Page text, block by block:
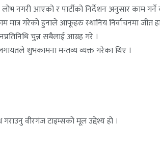
नगरी आएको र पार्टीको निर्देशन अनुसार काम
मात्र गरेको हुनाले आफूहरु स्थानिय निर्वाचनमा
चुन्न सबैलाई आग्रह गरे ।
शुभकामना मन्तव्य व्यक्त गरेका थिए ।
वीरगंज टाइम्सको मूल उद्देश्य हो ।